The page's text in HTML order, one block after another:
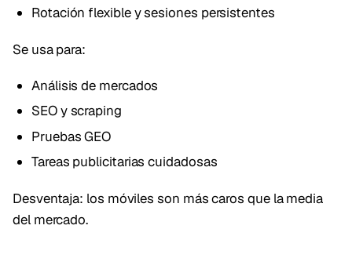
Rotación flexible y sesiones persistentes
Se usa para:
Análisis de mercados
SEO y scraping
Pruebas GEO
Tareas publicitarias cuidadosas
Desventaja: los móviles son más caros que la media
del mercado.